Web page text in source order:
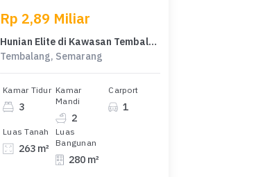
Rp 2,89 Miliar
Hunian Elite di Kawasan Tembalang, Semarang, LB 280m², Harga 2,89 Miliar
Tembalang, Semarang
Kamar Tidur
3
Kamar
Mandi
2
Carport
1
Luas Tanah
263 m²
Luas
Bangunan
280 m²